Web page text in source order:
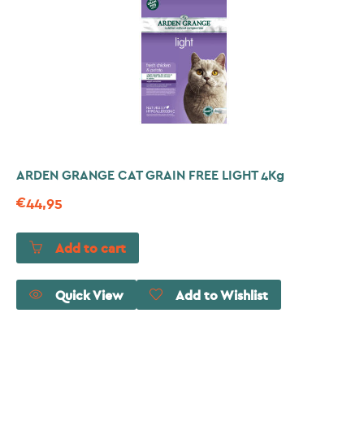
ARDEN GRANGE CAT GRAIN FREE LIGHT 4Kg
€44,95
Add to cart
Quick View Add to Wishlist